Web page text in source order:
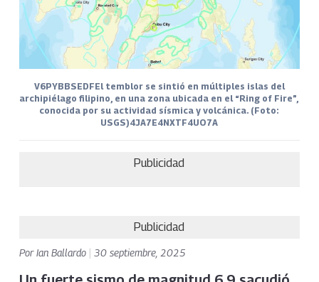
V6PYBBSEDFEl temblor se sintió en múltiples islas del
archipiélago filipino, en una zona ubicada en el “Ring of Fire”,
conocida por su actividad sísmica y volcánica. (Foto:
USGS)4JA7E4NXTF4UO7A
Publicidad
Publicidad
PorIan Ballardo 30 septiembre, 2025